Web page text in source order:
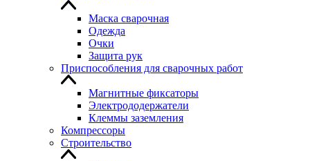
Маска сварочная
Одежда
Очки
Защита рук
Приспособления для сварочных работ
Магнитные фиксаторы
Электрододержатели
Клеммы заземления
Компрессоры
Строительство